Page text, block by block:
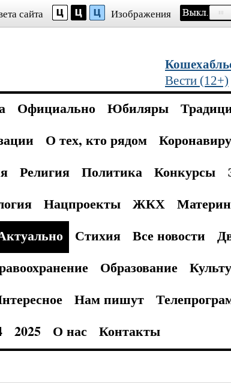
сайта Изображения
Вести (12+)
Официально Юбиляры
О тех, кто рядом
Религия Политика Конкурсы
Нацпроекты ЖКХ
Стихия Все новости
Образование
Нам пишут
2025 О нас Контакты